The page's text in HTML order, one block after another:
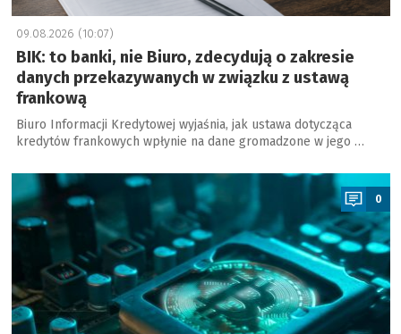
09.08.2026 (10:07)
BIK: to banki, nie Biuro, zdecydują o zakresie
danych przekazywanych w związku z ustawą
frankową
Biuro Informacji Kredytowej wyjaśnia, jak ustawa dotycząca
kredytów frankowych wpłynie na dane gromadzone w jego …
a
0